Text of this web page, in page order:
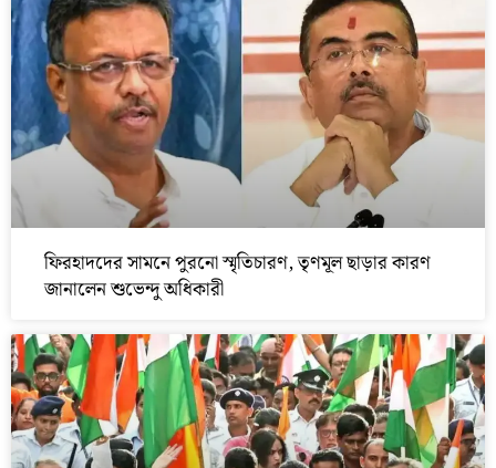
ফিরহাদদের সামনে পুরনো স্মৃতিচারণ, তৃণমূল ছাড়ার কারণ
জানালেন শুভেন্দু অধিকারী